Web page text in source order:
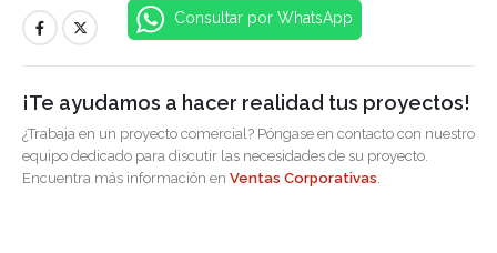
Consultar por WhatsApp
¡Te ayudamos a hacer realidad tus proyectos!
¿Trabaja en un proyecto comercial? Póngase en contacto con nuestro
equipo dedicado para discutir las necesidades de su proyecto.
Encuentra más información en Ventas Corporativas.